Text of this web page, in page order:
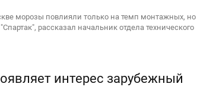
морозы повлияли только на темп монтажных, но
рассказал начальник отдела технического
интерес зарубежный